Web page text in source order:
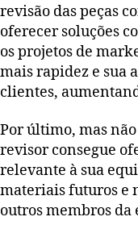
revisão das peças
oferecer soluções
os projetos de
mais rapidez e sua
clientes,
Por último, mas
revisor consegue
relevante à sua
materiais futuros e
outros membros da